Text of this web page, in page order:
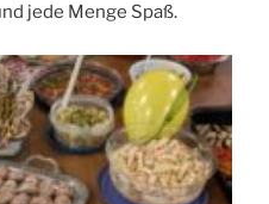
jede Menge Spaß.